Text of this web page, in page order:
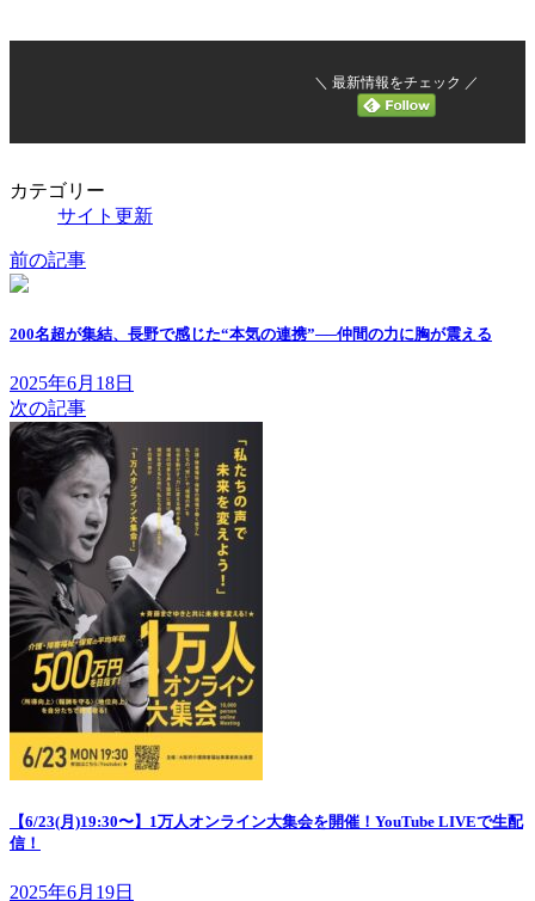
＼ 最新情報をチェック ／
カテゴリー
サイト更新
前の記事
200名超が集結、長野で感じた“本気の連携”──仲間の力に胸が震える
2025年6月18日
次の記事
【6/23(月)19:30〜】1万人オンライン大集会を開催！YouTube LIVEで生配
信！
2025年6月19日